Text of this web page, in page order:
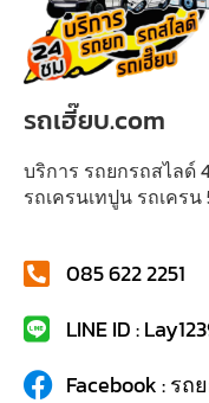
รถเฮี๊ยบ.com
บริการ รถยกรถสไลด์
รถเครนเทปูน รถเคร
085 622 2251
LINE ID :
Facebook : รถ